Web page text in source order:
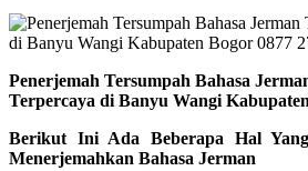
Penerjemah Tersumpah Bahasa
Terpercaya di Banyu Wangi
Berikut Ini Ada Beberapa Hal
Menerjemahkan Bahasa Jerman